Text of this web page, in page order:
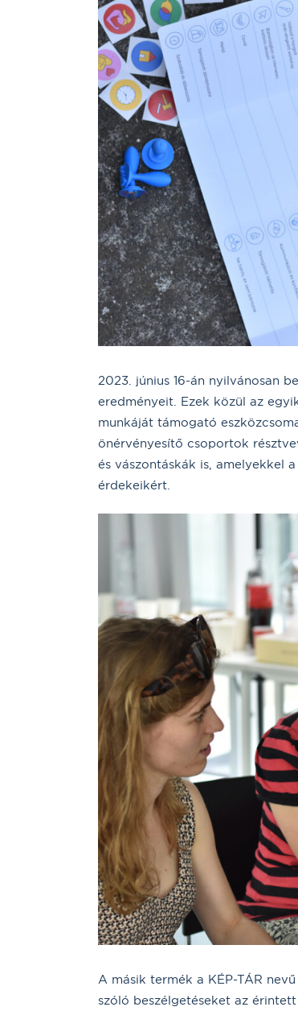
2023. június 16-án nyilvánosan
eredményeit. Ezek közül az
munkáját támogató
önérvényesítő csoportok
és vászontáskák is, amelyekkel
érdekeikért.
A másik termék a KÉP-TÁR
szóló beszélgetéseket az